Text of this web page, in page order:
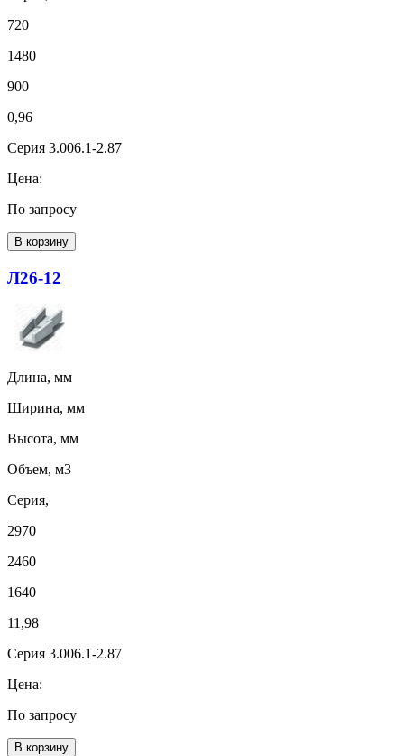
720
1480
900
0,96
Серия 3.006.1-2.87
Цена:
По запросу
В корзину
Л26-12
Длина, мм
Ширина, мм
Высота, мм
Объем, м3
Серия,
2970
2460
1640
11,98
Серия 3.006.1-2.87
Цена:
По запросу
В корзину